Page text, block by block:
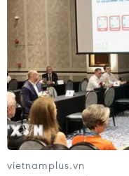
vietnamplus.vn